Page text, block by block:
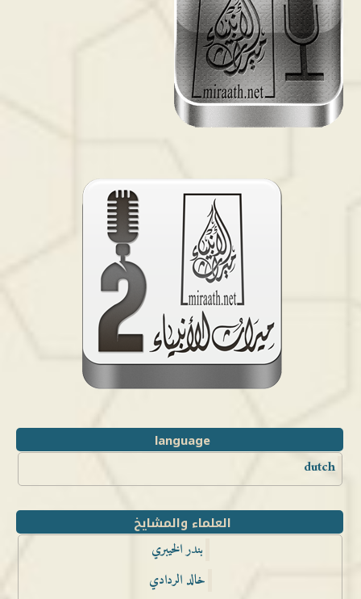
language
dutch
العلماء والمشايخ
بندر الخيبري
خالد الردادي